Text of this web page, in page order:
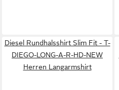
Diesel Rundhalsshirt Slim Fit - T-
DIEGO-LONG-A-R-HD-NEW
Herren Langarmshirt